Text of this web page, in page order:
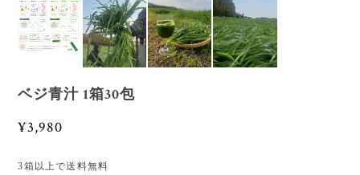
ベジ青汁 1箱30包
¥3,980
3箱以上で送料無料‎